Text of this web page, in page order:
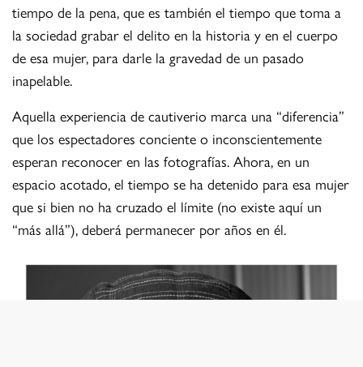
tiempo de la pena, que es también el tiempo que toma a
la sociedad grabar el delito en la historia y en el cuerpo
de esa mujer, para darle la gravedad de un pasado
inapelable.
Aquella experiencia de cautiverio marca una “diferencia”
que los espectadores conciente o inconscientemente
esperan reconocer en las fotografías. Ahora, en un
espacio acotado, el tiempo se ha detenido para esa mujer
que si bien no ha cruzado el límite (no existe aquí un
“más allá”), deberá permanecer por años en él.